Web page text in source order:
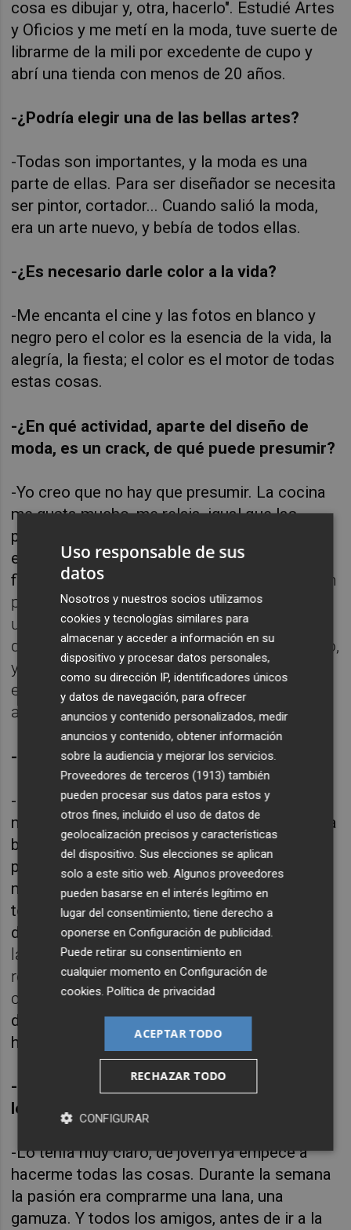
cosa es dibujar y, otra, hacerlo". Estudié Artes
y Oficios y me metí en la moda, tuve suerte de
librarme de la mili por excedente de cupo y
abrí una tienda con menos de 20 años.
-¿Podría elegir una de las bellas artes?
-Todas son importantes, y la moda es una
parte de ellas. Para ser diseñador se necesita
ser pintor, cortador... Cuando salió la moda,
era un arte nuevo, y bebía de todos ellas.
-¿Es necesario darle color a la vida?
-Me encanta el cine y las fotos en blanco y
negro pero el color es la esencia de la vida, la
alegría, la fiesta; el color es el motor de todas
estas cosas.
-¿En qué actividad, aparte del diseño de
moda, es un crack, de qué puede presumir?
-Yo creo que no hay que presumir. La cocina
me gusta mucho, me relaja, igual que las
plantas, las flores. Si he hecho 200
estampados en esta vida, 190 son
florales.Son pocas las flores que me quedan
por utilizar, las he utilizado casi todas. En
una ocasión tenía que dar una conferencia
de botánica y me había puesto algo nervioso,
y me dijeron: "Pero si has hecho 200
estampados de flores, ¿qué hay que decirte
a ti de la botánica?", y ya me tranquilicé.
-¿Qué más le tranquiliza?
-La cocina me relaja mucho, y preparar la
mesa, arreglarla, la decoración, y después una
buena comida. Mi especialidad es la fideuà
pero me gusta la variedad. Cuando venía mi
madre, hacía paella de bacalao. Me gustan
todas las paellas pero no me gusta repetir
dos domingos la misma paella.Me encantan
las vajillas, todo lo que sea nuevo, en
realidad. Ahora estamos haciendo una
colección de vajillas preciosa.
de perros, que ya está entregada, y nunca lo
había hecho.
-De no haber sido diseñador de moda, ¿qué
le habría gustado ser?
-Lo tenía muy claro, de joven ya empecé a
hacerme todas las cosas. Durante la semana
la pasión era comprarme una lana, una
gamuza. Y todos los amigos, antes de ir a la
Uso responsable de sus
datos
Nosotros y nuestros socios utilizamos
cookies y tecnologías similares para
almacenar y acceder a información en su
dispositivo y procesar datos personales,
como su dirección IP, identificadores únicos
y datos de navegación, para ofrecer
anuncios y contenido personalizados, medir
anuncios y contenido, obtener información
sobre la audiencia y mejorar los servicios.
Proveedores de terceros (1913) también
pueden procesar sus datos para estos y
otros fines, incluido el uso de datos de
geolocalización precisos y características
del dispositivo. Sus elecciones se aplican
solo a este sitio web. Algunos proveedores
pueden basarse en el interés legítimo en
lugar del consentimiento; tiene derecho a
oponerse enConfiguración de publicidad.
Puede retirar su consentimiento en
cualquier momento enConfiguración de
cookies.Política de privacidad
ACEPTAR TODO
RECHAZAR TODO
CONFIGURAR